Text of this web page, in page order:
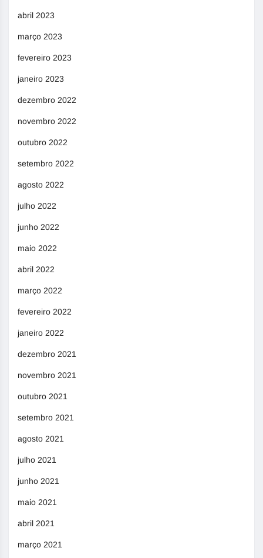
abril 2023
março 2023
fevereiro 2023
janeiro 2023
dezembro 2022
novembro 2022
outubro 2022
setembro 2022
agosto 2022
julho 2022
junho 2022
maio 2022
abril 2022
março 2022
fevereiro 2022
janeiro 2022
dezembro 2021
novembro 2021
outubro 2021
setembro 2021
agosto 2021
julho 2021
junho 2021
maio 2021
abril 2021
março 2021